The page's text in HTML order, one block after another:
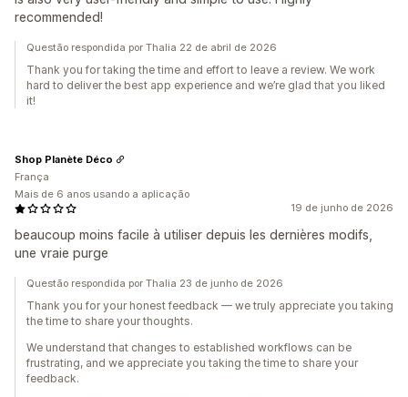
recommended!
Questão respondida por Thalia 22 de abril de 2026
Thank you for taking the time and effort to leave a review. We work
hard to deliver the best app experience and we’re glad that you liked
it!
19 de junho de 2026
beaucoup moins facile à utiliser depuis les dernières modifs,
une vraie purge
Shop Planète Déco
França
Mais de 6 anos usando a aplicação
Questão respondida por Thalia 23 de junho de 2026
Thank you for your honest feedback — we truly appreciate you taking
the time to share your thoughts.
We understand that changes to established workflows can be
frustrating, and we appreciate you taking the time to share your
feedback.